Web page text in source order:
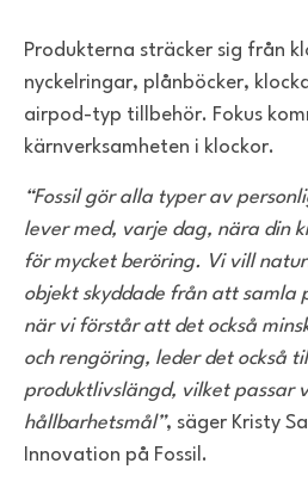
Produkterna sträcker sig från
nyckelringar, plånböcker,
airpod-typ tillbehör. Fokus
kärnverksamheten i klockor.
“Fossil gör alla typer av
lever med, varje dag, nära din
för mycket beröring. Vi vill
objekt skyddade från att samla
när vi förstår att det också
och rengöring, leder det också
produktlivslängd, vilket passar
hållbarhetsmål”, säger Kristy
Innovation på Fossil.